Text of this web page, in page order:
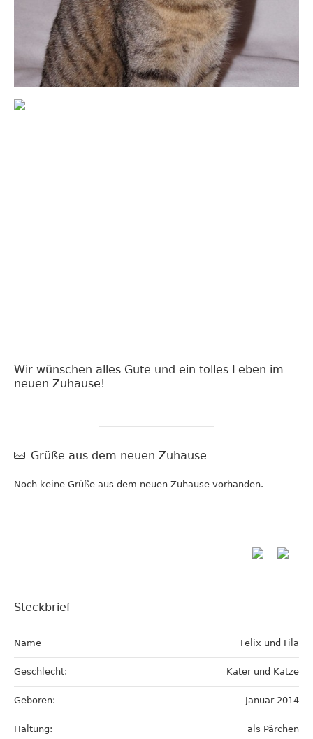
Wir wünschen alles Gute und ein tolles Leben im
neuen Zuhause!
Grüße aus dem neuen Zuhause
Noch keine Grüße aus dem neuen Zuhause vorhanden.
Steckbrief
Name Felix und Fila
Geschlecht: Kater und Katze
Geboren: Januar 2014
Haltung: als Pärchen